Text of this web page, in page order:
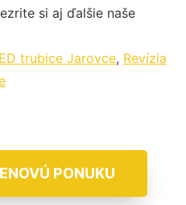
si aj ďalšie naše
trubice Jarovce, Revízia
PONUKU